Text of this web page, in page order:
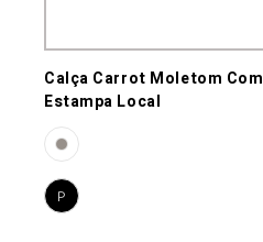
Calça Carrot Moletom Com
Estampa Local
P